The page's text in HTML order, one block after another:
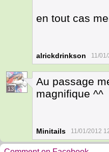
en tout cas
alrickdrinkson 11/
13
Au passage
magnifique ^^
Minitails 11/01/2012